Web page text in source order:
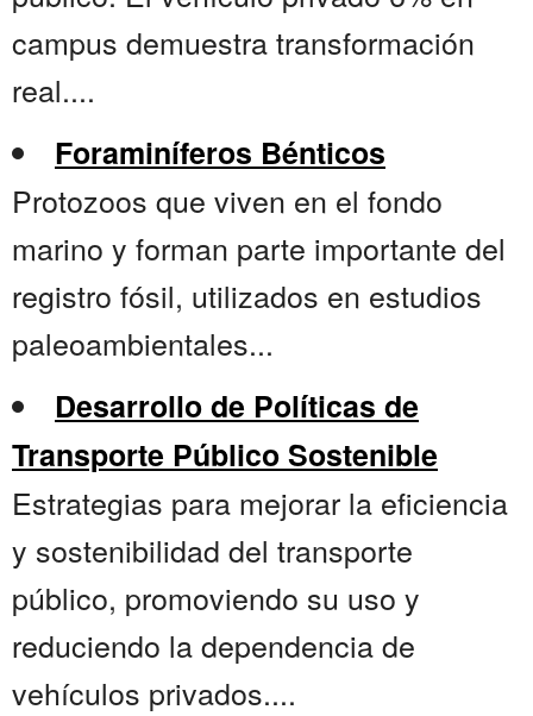
campus demuestra transformación
real....
Foraminíferos Bénticos
Protozoos que viven en el fondo
marino y forman parte importante del
registro fósil, utilizados en estudios
paleoambientales...
Desarrollo de Políticas de
Transporte Público Sostenible
Estrategias para mejorar la eficiencia
y sostenibilidad del transporte
público, promoviendo su uso y
reduciendo la dependencia de
vehículos privados....